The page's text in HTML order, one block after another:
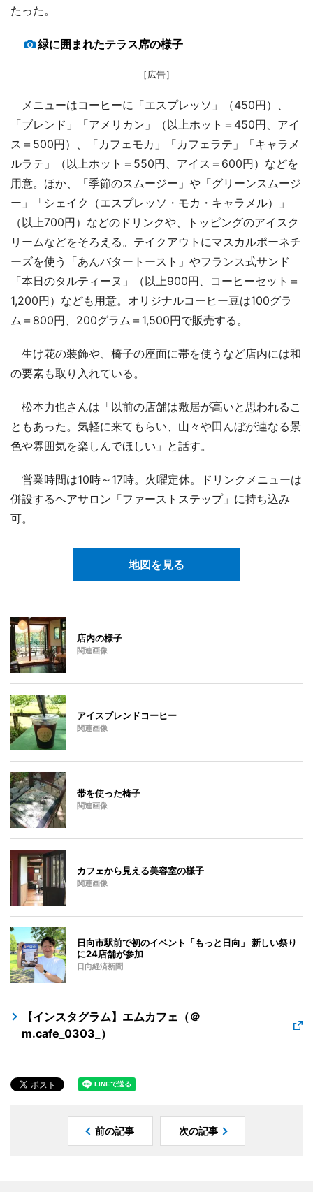
たった。
緑に囲まれたテラス席の様子
［広告］
メニューはコーヒーに「エスプレッソ」（450円）、
「ブレンド」「アメリカン」（以上ホット＝450円、アイ
ス＝500円）、「カフェモカ」「カフェラテ」「キャラメ
ルラテ」（以上ホット＝550円、アイス＝600円）などを
用意。ほか、「季節のスムージー」や「グリーンスムージ
ー」「シェイク（エスプレッソ・モカ・キャラメル）」
（以上700円）などのドリンクや、トッピングのアイスク
リームなどをそろえる。テイクアウトにマスカルポーネチ
ーズを使う「あんバタートースト」やフランス式サンド
「本日のタルティーヌ」（以上900円、コーヒーセット＝
1,200円）なども用意。オリジナルコーヒー豆は100グラ
ム＝800円、200グラム＝1,500円で販売する。
生け花の装飾や、椅子の座面に帯を使うなど店内には和
の要素も取り入れている。
松本力也さんは「以前の店舗は敷居が高いと思われるこ
ともあった。気軽に来てもらい、山々や田んぼが連なる景
色や雰囲気を楽しんでほしい」と話す。
営業時間は10時～17時。火曜定休。ドリンクメニューは
併設するヘアサロン「ファーストステップ」に持ち込み
可。
地図を見る
店内の様子
関連画像
アイスブレンドコーヒー
関連画像
帯を使った椅子
関連画像
カフェから見える美容室の様子
関連画像
日向市駅前で初のイベント「もっと日向」 新しい祭り
に24店舗が参加
日向経済新聞
【インスタグラム】エムカフェ（＠
m.cafe_0303_）
前の記事 次の記事